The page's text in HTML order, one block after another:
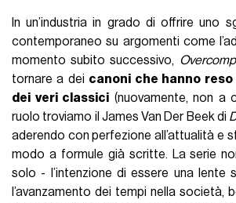
In un’industria in grado di offrire uno
contemporaneo su argomenti come
momento subito successivo,
tornare a dei canoni che hanno
dei veri classici (nuovamente, non a
ruolo troviamo il James Van Der Beek di
aderendo con perfezione all’attualità e
modo a formule già scritte. La serie
solo - l’intenzione di essere una lente
l’avanzamento dei tempi nella società,